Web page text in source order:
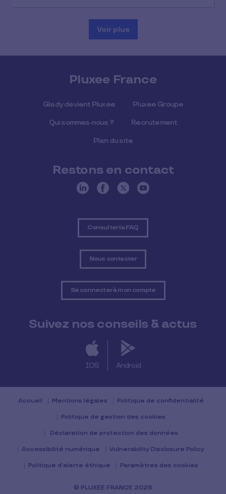
Voir plus
Pluxee France
Glady devient Pluxee Pluxee Groupe
Qui sommes-nous ? Recrutement
Plan du site
Restons en contact
Consulter la FAQ
Nous contacter
Se connecter à mon compte
Suivez nos conseils & actus
IOS Android
Accueil Mentions légales Politique de confidentialité
Politique de gestion des cookies
Déclaration de protection des données
Accessibilité numérique Vulnerability Disclosure Policy
Politique d’alerte éthique Paramètres des cookies
© PLUXEE FRANCE 2026